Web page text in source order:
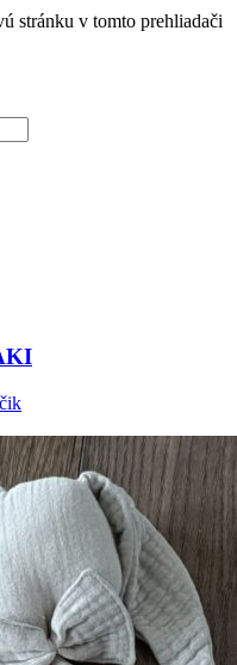
stránku v tomto prehliadači